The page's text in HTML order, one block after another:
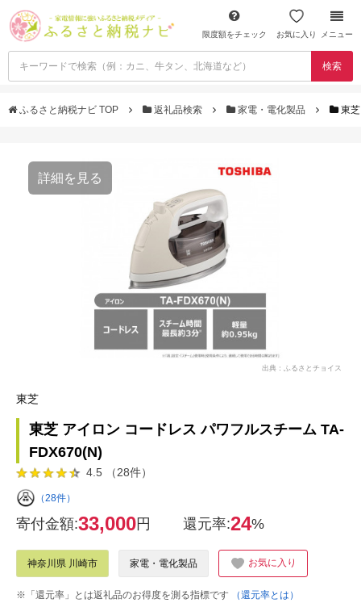
限度額をチェック お気に入り メニュー
検索
ふるさと納税ナビ TOP 返礼品検索 家電・電化製品 東
詳細を見る
出典：ふるさとチョイス
東芝
東芝 アイロン コードレス パワフルスチーム TA-
FDX670(N)
4.5 （28件）
（28件）
寄付金額:33,000円 還元率:24%
神奈川県 川崎市 家電・電化製品 お気に入り
※「還元率」とは返礼品のお得度を測る指標です
（還元率とは）